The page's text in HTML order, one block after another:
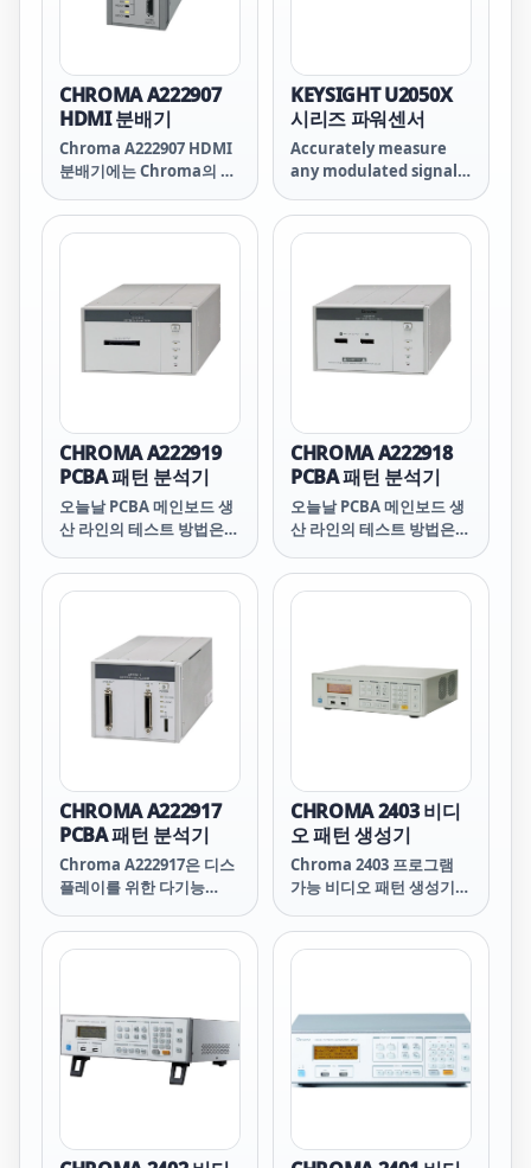
CHROMA A222907
HDMI 분배기
Chroma A222907 HDMI
분배기에는 Chroma의 비
HDMI 신호 출력 인터페이
스를 사용하여 HDMI 신호
행할 수 있습니다.
KEYSIGHT U2050X
시리즈 파워센서
Accurately measure
any modulated signal
Technologies, Inc.
U/L2050/60 X-Series
power sensors. The
USB/LAN connectivity
models come with a
wide dynamic range,
covering -70 to +26
very accurate and
repeatable power
measurements for any
modulated signal and
comes with a super-
fast measurement
speed of 50,000
readings/sec, which
enables higher
also save time and
reduce measurement
uncertainty with the
The U/L2050/60 X-Series
is supported by the
Keysight BenchVue
software. BenchVue
makes it easy to
control your power
meter to log data and
visualize
measurements in a
programming. Simply
connect the sensor to
your PC installed
BenchVue BV0007B
Control and Analysis
app to perform
CHROMA A222919
PCBA 패턴 분석기
오늘날 PCBA 메인보드 생
산 라인의 테스트 방법은
하고 있습니다. 테스트는
"주관적"이며 작업자가 장
저하됩니다. 또한 패널을
DUT에 따라 변경해야 하
기 때문에 패널 구매 비용
과 소비 비용 또한 생산원
가 증가의 큰 원인이었습니
CHROMA A222918
PCBA 패턴 분석기
오늘날 PCBA 메인보드 생
산 라인의 테스트 방법은
하고 있습니다. 테스트는
"주관적"이며 작업자가 장
DUT에 따라 변경해야 하
기 때문에 패널 구매 비용
과 소비 비용 또한 생산원
CHROMA A222917
PCBA 패턴 분석기
Chroma A222917은 디스
플레이를 위한 다기능
트 장치입니다. 초고속
LVDS(저전압 차동 신호)를
적인 테스트 품질을 제공합
니다. 현재와 미래의 멀티
미디어 디스플레이 산업에
PCBA 메인보드 자동 테스
는 최신 세대의 Chroma
22XX 시리즈 비디오 패턴
CHROMA 2403 비디
오 패턴 생성기
Chroma 2403 프로그램
가능 비디오 패턴 생성기는
테스트 솔루션을 제공하며
디지털 비디오 신호 인터페
픽 엔진은 다양한 해상도의
디스플레이 장치에 표준 테
스트 신호와 패턴을 제공하
여 현재와 미래의 연구개발
위한 멀티미디어 디스플레
이 산업의 요구 사항을 충